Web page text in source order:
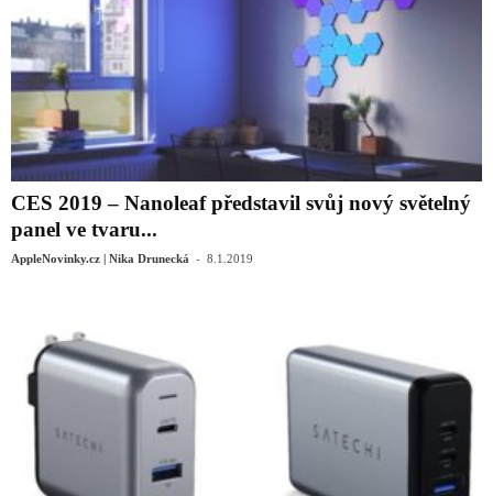
CES 2019 – Nanoleaf představil svůj nový světelný
panel ve tvaru...
AppleNovinky.cz | Nika Drunecká - 8.1.2019